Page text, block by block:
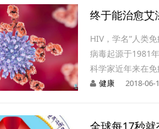
终于能治愈艾
HIV，学名“人类
病毒起源于1981
科学家近年来在
健康 2018-06-
全球每17秒